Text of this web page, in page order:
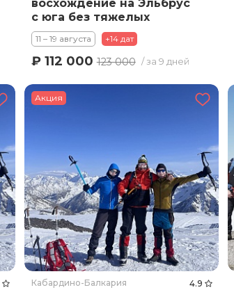
восхождение на Эльбрус
с юга без тяжелых
рюкзаков. Тариф
Премиум
11 – 19 августа +14 дат
₽ 112 000123 000 / за 9 дней
Акция
Кабардино-Балкария 4.9